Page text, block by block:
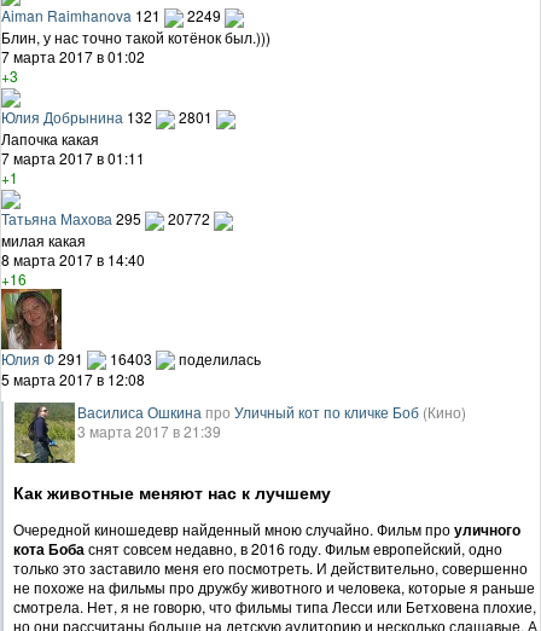
Aiman Raimhanova 121
2249
Блин, у нас точно такой котёнок был.)))
7 марта 2017 в 01:02
+3
Юлия Добрынина 132
2801
Лапочка какая
7 марта 2017 в 01:11
+1
Татьяна Махова 295
20772
милая какая
8 марта 2017 в 14:40
+16
Юлия Ф291 16403
поделилась
5 марта 2017 в 12:08
Василиса Ошкина про Уличный кот по кличке Боб (Кино)
3 марта 2017 в 21:39
Как животные меняют нас к лучшему
Очередной киношедевр найденный мною случайно. Фильм проуличного
кота Бобаснят совсем недавно, в 2016 году. Фильм европейский, одно
только это заставило меня его посмотреть. И действительно, совершенно
не похоже на фильмы про дружбу животного и человека, которые я раньше
смотрела. Нет, я не говорю, что фильмы типа Лесси или Бетховена плохие,
но они рассчитаны больше на детскую аудиторию и несколько слащавые. А